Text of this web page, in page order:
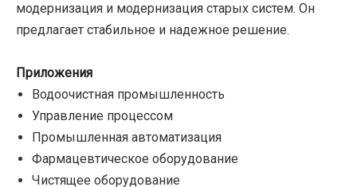
модернизация и модернизация старых систем. Он
предлагает стабильное и надежное решение.
Приложения
Водоочистная промышленность
Управление процессом
Промышленная автоматизация
Фармацевтическое оборудование
Чистящее оборудование